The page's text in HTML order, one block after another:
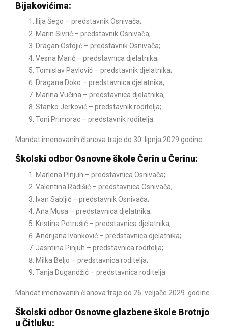
Bijakovićima:
Ilija Šego – predstavnik Osnivača;
Marin Sivrić – predstavnik Osnivača;
Dragan Ostojić – predstavnik Osnivača;
Vesna Marić – predstavnica djelatnika;
Tomislav Pavlović – predstavnik djelatnika;
Dragana Doko – predstavnica djelatnika;
Marina Vučina – predstavnica djelatnika;
Stanko Jerković – predstavnik roditelja;
Toni Primorac – predstavnik roditelja.
Mandat imenovanih članova traje do 30. lipnja 2029 godine.
Školski odbor Osnovne škole Čerin u Čerinu:
Marlena Pinjuh – predstavnica Osnivača;
Valentina Radišić – predstavnica Osnivača;
Ivan Sabljić – predstavnik Osnivača;
Ana Musa – predstavnica djelatnika;
Kristina Petrušić – predstavnica djelatnika;
Andrijana Ivanković – predstavnica djelatnika;
Jasmina Pinjuh – predstavnica roditelja;
Milka Beljo – predstavnica roditelja;
Tanja Dugandžić – predstavnica roditelja.
Mandat imenovanih članova traje do 26. veljače 2029. godine.
Školski odbor Osnovne glazbene škole Brotnjo
u Čitluku: